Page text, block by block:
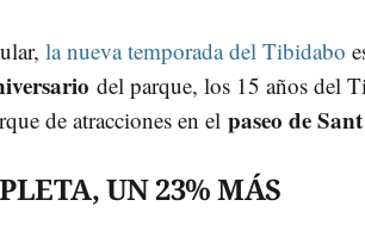
la nueva temporada del Tibidabo
del parque, los 15 años del
de atracciones en el paseo de
UN 23% MÁS